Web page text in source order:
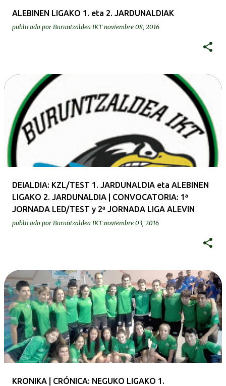
ALEBINEN LIGAKO 1. eta 2. JARDUNALDIAK
publicado por Buruntzaldea IKT noviembre 08, 2016
DEIALDIA: KZL/TEST 1. JARDUNALDIA eta ALEBINEN
LIGAKO 2. JARDUNALDIA | CONVOCATORIA: 1ª
JORNADA LED/TEST y 2ª JORNADA LIGA ALEVIN
publicado por Buruntzaldea IKT noviembre 03, 2016
KRONIKA | CRÓNICA: NEGUKO LIGAKO 1.